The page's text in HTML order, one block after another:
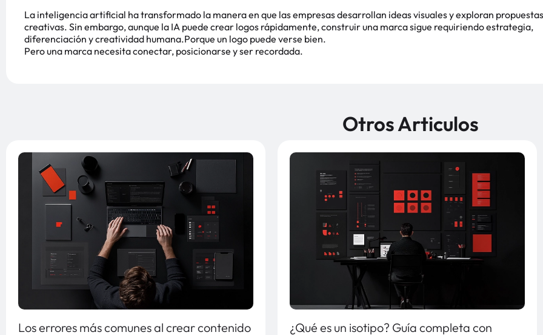
La inteligencia artificial ha transformado la manera en que las empresas desarrollan ideas visuales y exploran propuestas
creativas. Sin embargo, aunque la IA puede crear logos rápidamente, construir una marca sigue requiriendo estrategia,
diferenciación y creatividad humana.Porque un logo puede verse bien.
Pero una marca necesita conectar, posicionarse y ser recordada.
Otros Articulos
Los errores más comunes al crear contenido ¿Qué es un isotipo? Guía completa con